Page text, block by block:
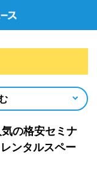
の格安セミナ
ンタルスペー